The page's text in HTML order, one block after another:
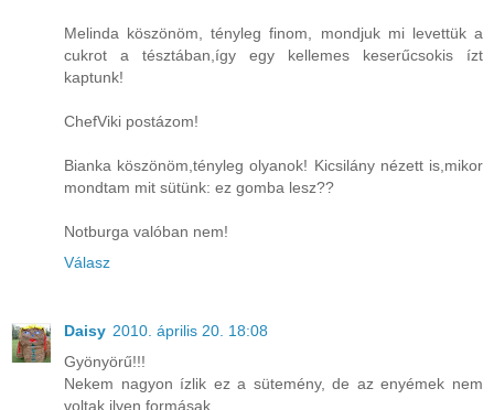
Melinda köszönöm, tényleg finom, mondjuk mi levettük a
cukrot a tésztában,így egy kellemes keserűcsokis ízt
kaptunk!
ChefViki postázom!
Bianka köszönöm,tényleg olyanok! Kicsilány nézett is,mikor
mondtam mit sütünk: ez gomba lesz??
Notburga valóban nem!
Válasz
Daisy 2010. április 20. 18:08
Gyönyörű!!!
Nekem nagyon ízlik ez a sütemény, de az enyémek nem
voltak ilyen formásak.